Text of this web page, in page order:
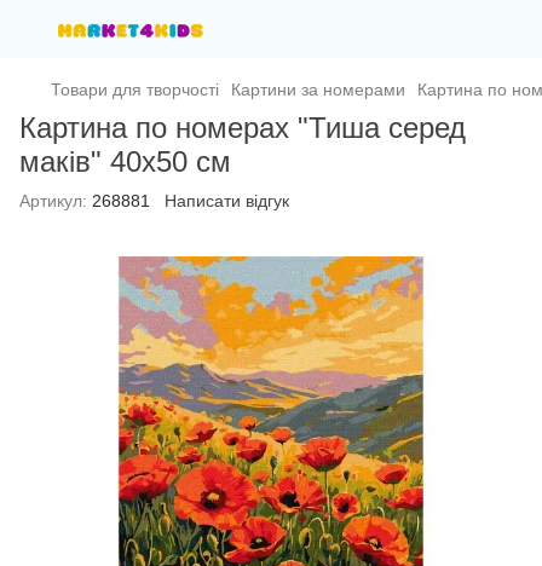
Товари для творчості Картини за номерами Картина по
Картина по номерах "Тиша серед
маків" 40х50 см
Артикул: 268881 Написати відгук